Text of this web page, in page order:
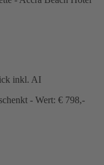
inkl. AI
- Wert: € 798,-